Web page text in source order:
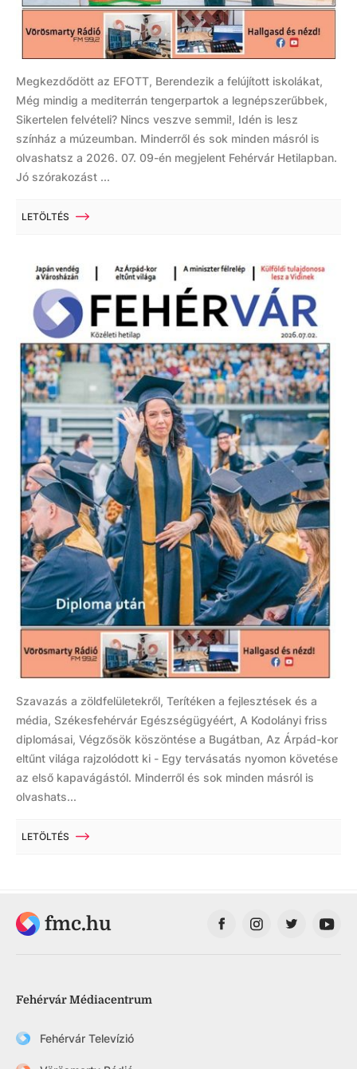
Megkezdődött az EFOTT, Berendezik a felújított iskolákat,
Még mindig a mediterrán tengerpartok a legnépszerűbbek,
Sikertelen felvételi? Nincs veszve semmi!, Idén is lesz
színház a múzeumban. Minderről és sok minden másról is
olvashatsz a 2026. 07. 09-én megjelent Fehérvár Hetilapban.
Jó szórakozást ...
LETÖLTÉS
Szavazás a zöldfelületekről, Terítéken a fejlesztések és a
média, Székesfehérvár Egészségügyéért, A Kodolányi friss
diplomásai, Végzősök köszöntése a Bugátban, Az Árpád-kor
eltűnt világa rajzolódott ki - Egy tervásatás nyomon követése
az első kapavágástól. Minderről és sok minden másról is
olvashats...
LETÖLTÉS
fmc.hu
Fehérvár Médiacentrum
Fehérvár Televízió